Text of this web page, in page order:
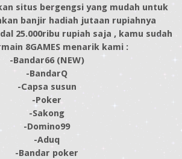
situs bergengsi yang mudah untuk
banjir hadiah jutaan rupiahnya
25.000ribu rupiah saja , kamu sudah
8GAMES menarik kami :
-Bandar66 (NEW)
-BandarQ
-Capsa susun
-Poker
-Sakong
-Domino99
-Aduq
-Bandar poker